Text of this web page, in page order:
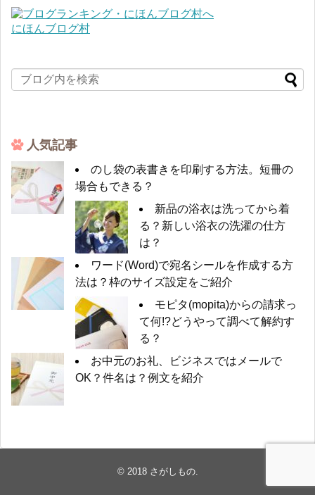
にほんブログ村
人気記事
のし袋の表書きを印刷する方法。短冊の
場合もできる？
新品の浴衣は洗ってから着
る？新しい浴衣の洗濯の仕方
は？
ワード(Word)で宛名シールを作成する方
法は？枠のサイズ設定をご紹介
モピタ(mopita)からの請求っ
て何!?どうやって調べて解約す
る？
お中元のお礼、ビジネスではメールで
OK？件名は？例文を紹介
© 2018 さがしもの.